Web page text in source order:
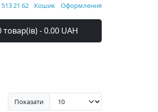
21 62 Кошик Оформлення
товар(ів) - 0.00 UAH
Показати